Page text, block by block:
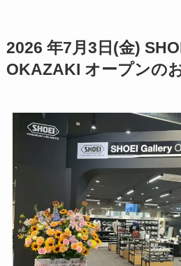
2026 年7月3日(金)
OKAZAKI オープンの